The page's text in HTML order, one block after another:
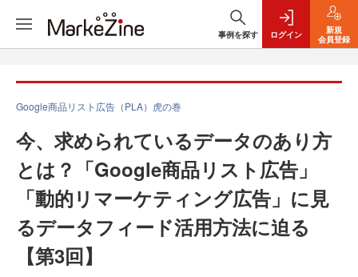
事例を探す ログイン
新規
会員登録
Google商品リスト広告（PLA）虎の巻
今、求められているデータのあり方
とは？「Google商品リスト広告」
「動的リマーケティング広告」に見
るデータフィード活用方法に迫る
【第3回】